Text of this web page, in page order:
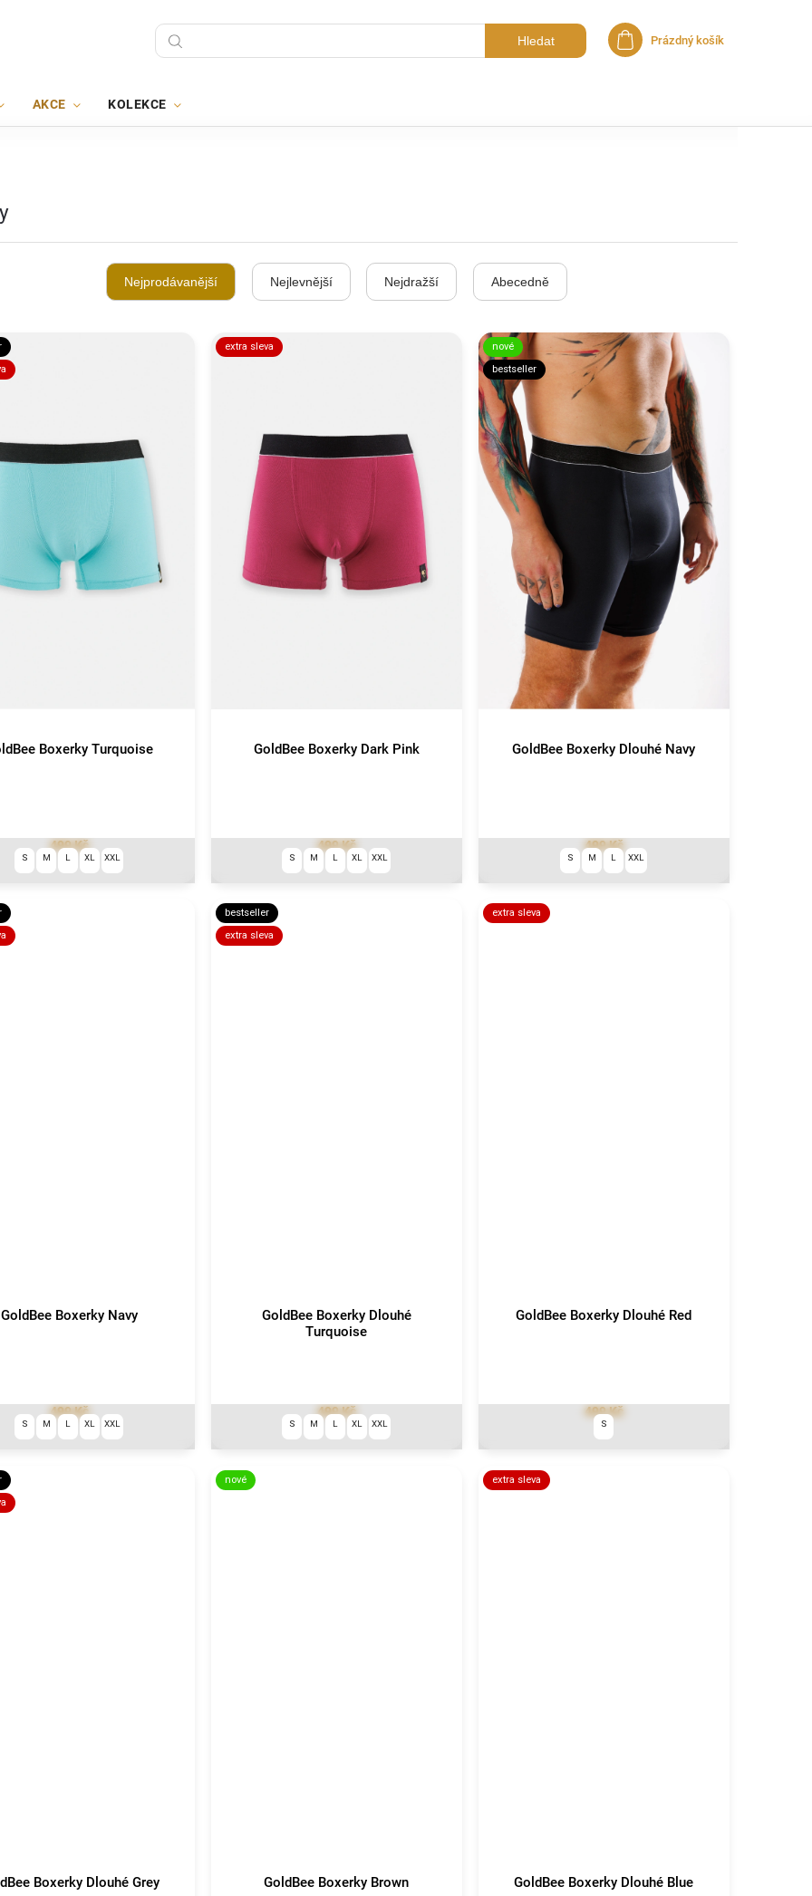
Hledat Nákupní košík
Prázdný košík
AKCE KOLEKCE
Nejprodávanější Nejlevnější Nejdražší Abecedně
Boxerky Turquoise
499 Kč
S M L XL XXL
extra sleva
GoldBee Boxerky Dark Pink
499 Kč
S M L XL XXL
nové
bestseller
GoldBee Boxerky Dlouhé Navy
499 Kč
S M L XXL
GoldBee Boxerky Navy
499 Kč
S M L XL XXL
bestseller
extra sleva
GoldBee Boxerky Dlouhé
Turquoise
499 Kč
S M L XL XXL
extra sleva
GoldBee Boxerky Dlouhé Red
499 Kč
S
Boxerky Dlouhé Grey
nové
GoldBee Boxerky Brown
extra sleva
GoldBee Boxerky Dlouhé Blue